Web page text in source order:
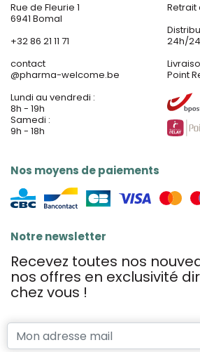
Rue de Fleurie 1
6941 Bomal
+32 86 21 11 71
contact
@pharma-welcome.be
Lundi au vendredi :
8h - 19h
Samedi :
9h - 18h
Nos moyens de paiements
24h/
Point
Notre newsletter
Recevez toutes nos
nos offres en exclusivité
chez vous !